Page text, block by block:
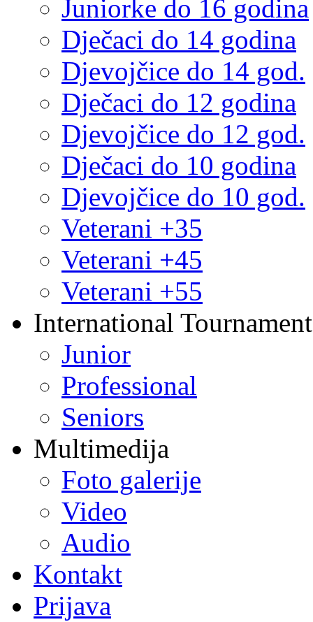
Juniorke do 16 godina
Dječaci do 14 godina
Djevojčice do 14 god.
Dječaci do 12 godina
Djevojčice do 12 god.
Dječaci do 10 godina
Djevojčice do 10 god.
Veterani +35
Veterani +45
Veterani +55
International
Junior
Professional
Seniors
Multimedija
Foto galerije
Video
Audio
Kontakt
Prijava